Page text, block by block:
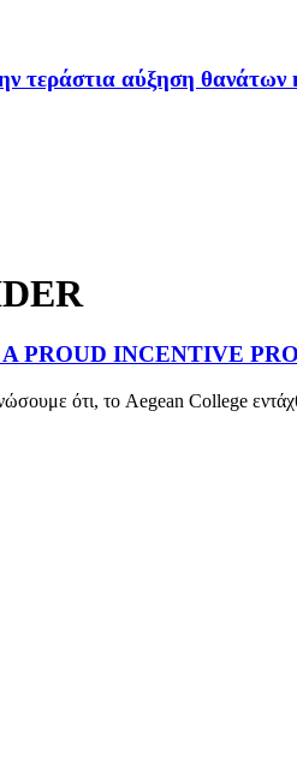
τεράστια αύξηση
PROUD INCENTIVE
ότι, το Aegean College